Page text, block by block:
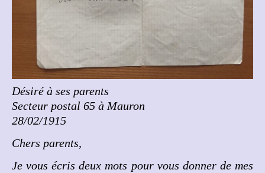
Désiré à ses parents
Secteur postal 65 à Mauron
28/02/1915
Chers parents,
Je vous écris deux mots pour vous donner de mes